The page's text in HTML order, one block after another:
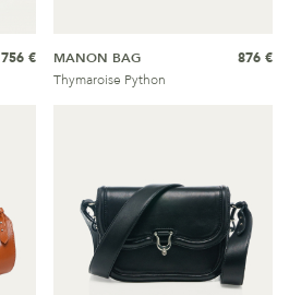
756 €
MANON BAG
Thymaroise Python
876 €